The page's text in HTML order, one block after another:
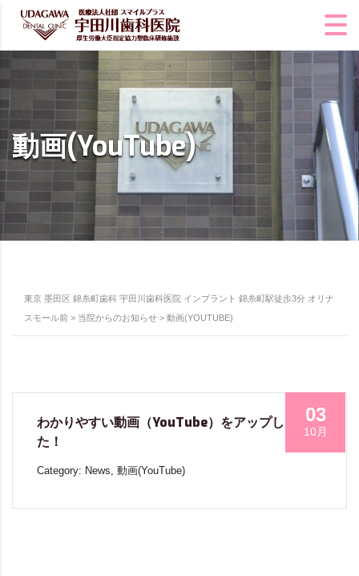
動画(YouTube)
東京 墨田区 錦糸町歯科 宇田川歯科医院 インプラント 錦糸町駅徒歩3分 オリナ
スモール前 > 当院からのお知らせ > 動画(YOUTUBE)
03
10月
わかりやすい動画（YouTube）をアップしまし
た！
Category: News, 動画(YouTube)